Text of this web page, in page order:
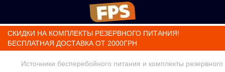
СКИДКИ НА КОМПЛЕКТЫ РЕЗЕРВНОГО ПИТАНИЯ!
БЕСПЛАТНАЯ ДОСТАВКА ОТ 2000ГРН
Источники бесперебойного питания и комплекты